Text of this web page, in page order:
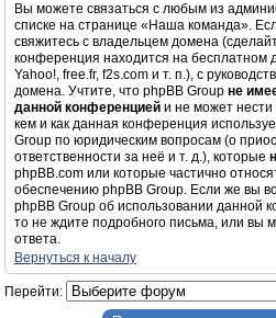
Вы можете связаться с любым из
списке на странице «Наша команда».
свяжитесь с владельцем домена
конференция находится на бесплатном
Yahoo!, free.fr, f2s.com и т. п.), с
домена. Учтите, что phpBB Group не
данной конференцией и не может нести
кем и как данная конференция
Group по юридическим вопросам (о
ответственности за неё и т. д.), которые
phpBB.com или которые частично
обеспечению phpBB Group. Если же вы
phpBB Group об использовании данной
то не ждите подробного письма, или вы
ответа.
Вернуться к началу
Перейти: